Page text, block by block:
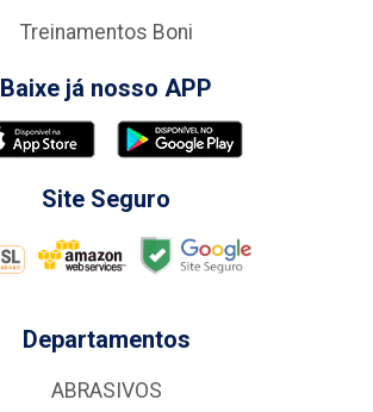
Treinamentos Boni
Baixe já nosso APP
Site Seguro
Departamentos
ABRASIVOS